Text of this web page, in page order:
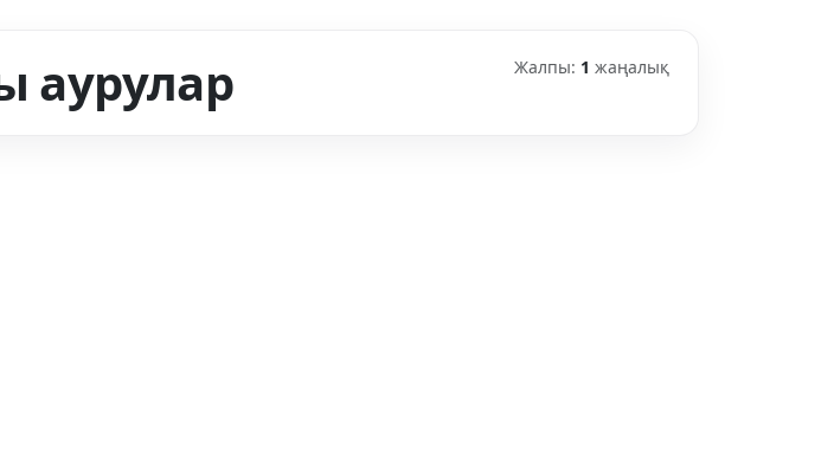
аурулар Жалпы: 1 жаңалық